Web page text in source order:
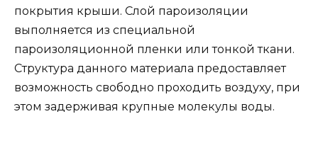
покрытия крыши. Слой пароизоляции
выполняется из специальной
пароизоляционной пленки или тонкой ткани.
Структура данного материала предоставляет
возможность свободно проходить воздуху, при
этом задерживая крупные молекулы воды.